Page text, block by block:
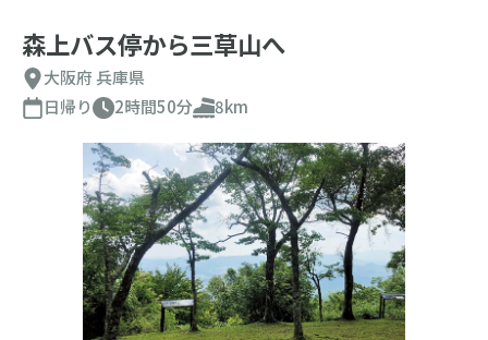
森上バス停から三草山へ
大阪府 兵庫県
日帰り
2時間50分 8km